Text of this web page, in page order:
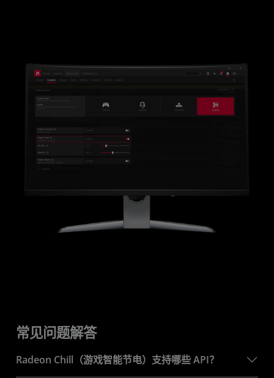
常见问题解答
Radeon Chill（游戏智能节电）支持哪些 API？